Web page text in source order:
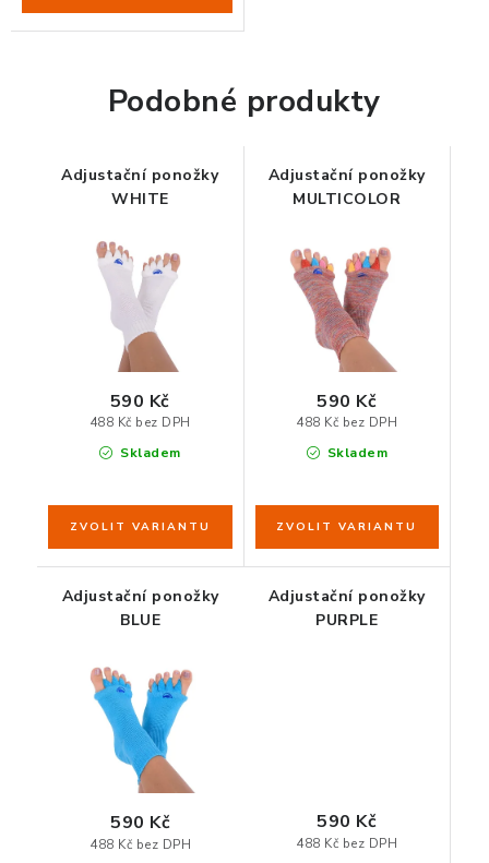
ZDRAVÁ KANCELÁŘ
O nákupu Reklamace, výměna a vrácení
Showroom
Podobné produkty
Adjustační ponožky
WHITE
Skladem
488 Kč bez DPH
590 Kč
Adjustační ponožky
MULTICOLOR
Skladem
488 Kč bez DPH
590 Kč
Adjustační ponožky
BLUE
488 Kč bez DPH
590 Kč
Adjustační ponožky
PURPLE
488 Kč bez DPH
590 Kč